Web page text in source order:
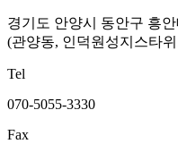
경기도 안양시 동안구 흥안
(관양동, 인덕원성지스타
Tel
070-5055-3330
Fax